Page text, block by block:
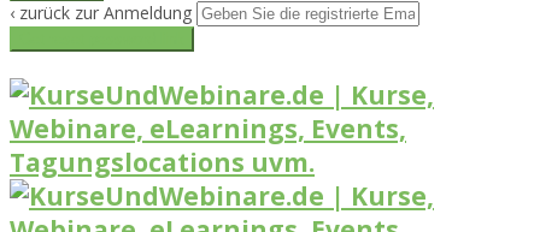
‹ zurück zur Anmeldung